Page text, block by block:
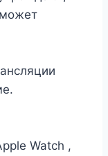
может
Watch ,